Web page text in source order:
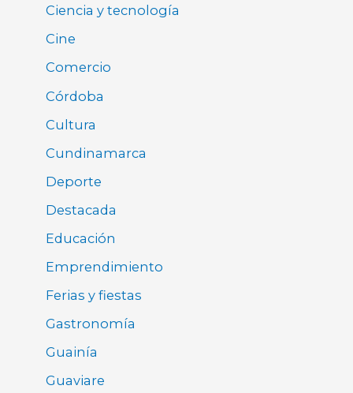
Ciencia y tecnología
Cine
Comercio
Córdoba
Cultura
Cundinamarca
Deporte
Destacada
Educación
Emprendimiento
Ferias y fiestas
Gastronomía
Guainía
Guaviare